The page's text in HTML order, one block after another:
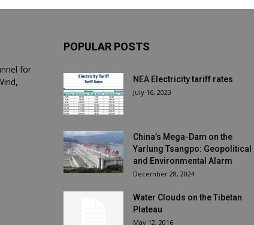
for
POPULAR POSTS
NEA Electricity tariff rates
July 16, 2023
China’s Mega-Dam on the
Yarlung Tsangpo: Geopolitical
and Environmental Alarm
December 28, 2024
Water Clouds on the Tibetan
Plateau
May 12, 2016